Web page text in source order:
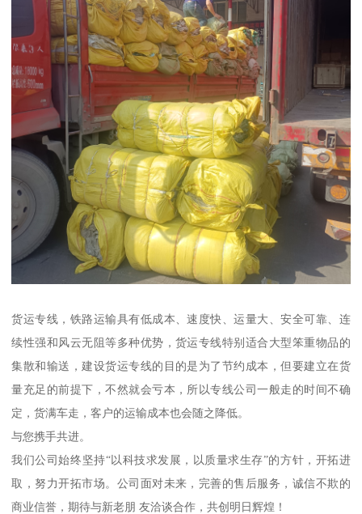
货运专线，铁路运输具有低成本、速度快、运量大、安全可靠、连
续性强和风云无阻等多种优势，货运专线特别适合大型笨重物品的
集散和输送，建设货运专线的目的是为了节约成本，但要建立在货
量充足的前提下，不然就会亏本，所以专线公司一般走的时间不确
定，货满车走，客户的运输成本也会随之降低。
与您携手共进。
我们公司始终坚持“以科技求发展，以质量求生存”的方针，开拓进
取，努力开拓市场。公司面对未来，完善的售后服务，诚信不欺的
商业信誉，期待与新老朋 友洽谈合作，共创明日辉煌！